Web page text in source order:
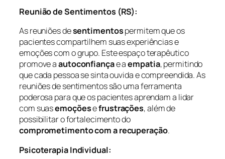
Reunião de Sentimentos (RS):
As reuniões desentimentospermitem que os
pacientes compartilhem suas experiências e
emoções com o grupo. Este espaço terapêutico
promove aautoconfiançae aempatia, permitindo
que cada pessoa se sinta ouvida e compreendida. As
reuniões de sentimentos são uma ferramenta
poderosa para que os pacientes aprendam a lidar
com suasemoçõesefrustrações, além de
possibilitar o fortalecimento do
comprometimento com a recuperação.
Psicoterapia Individual: